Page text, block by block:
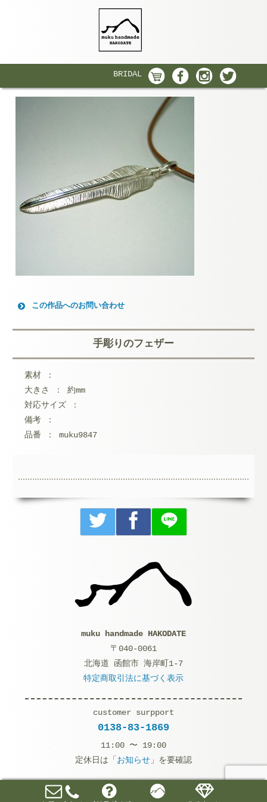
BRIDAL
この作品へのお問い合わせ
手彫りのフェザー
素材 ：
大きさ ： 約mm
対応サイズ ：
備考 ：
品番 ： muku9847
muku handmade HAKODATE
〒040-0061
北海道 函館市 海岸町1-7
特定商取引法に基づく表示
customer surpport
0138-83-1869
11:00 〜 19:00
定休日は「 お知らせ」を要確認